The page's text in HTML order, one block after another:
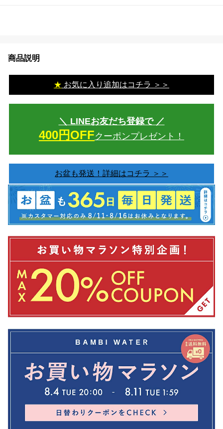
商品説明
★ お気に入り追加はコチラ ＞＞
＼ LINEお友だち登録で ／
400円OFFクーポンプレゼント！
お盆も発送！詳細はコチラ ＞＞